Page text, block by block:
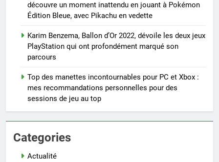
découvre un moment inattendu en jouant à Pokémon
Édition Bleue, avec Pikachu en vedette
Karim Benzema, Ballon d’Or 2022, dévoile les deux jeux
PlayStation qui ont profondément marqué son
parcours
Top des manettes incontournables pour PC et Xbox :
mes recommandations personnelles pour des
sessions de jeu au top
Categories
Actualité